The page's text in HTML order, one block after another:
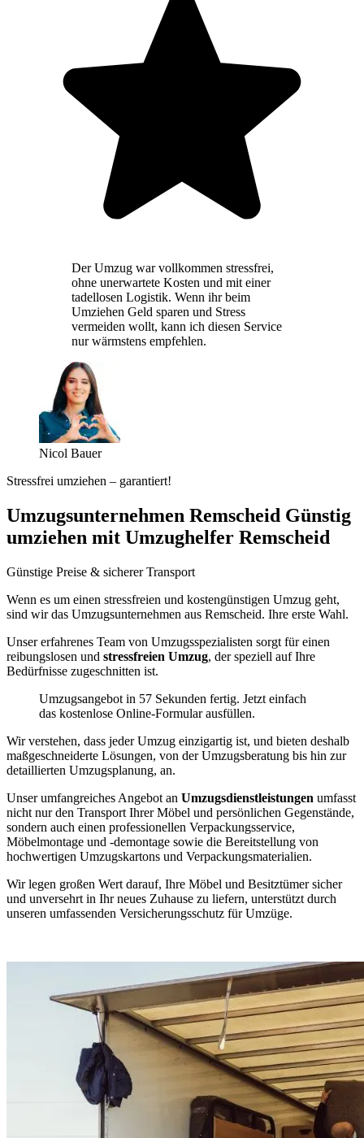
Der Umzug war vollkommen stressfrei,
ohne unerwartete Kosten und mit einer
tadellosen Logistik. Wenn ihr beim
Umziehen Geld sparen und Stress
vermeiden wollt, kann ich diesen Service
nur wärmstens empfehlen.
Nicol Bauer
Stressfrei umziehen – garantiert!
Umzugsunternehmen Remscheid Günstig
umziehen mit Umzughelfer Remscheid
Günstige Preise & sicherer Transport
Wenn es um einen stressfreien und kostengünstigen Umzug geht,
sind wir das Umzugsunternehmen aus Remscheid. Ihre erste Wahl.
Unser erfahrenes Team von Umzugsspezialisten sorgt für einen
reibungslosen und stressfreien Umzug, der speziell auf Ihre
Bedürfnisse zugeschnitten ist.
Umzugsangebot in 57 Sekunden fertig. Jetzt einfach
das kostenlose Online-Formular ausfüllen.
Wir verstehen, dass jeder Umzug einzigartig ist, und bieten deshalb
maßgeschneiderte Lösungen, von der Umzugsberatung bis hin zur
detaillierten Umzugsplanung, an.
Unser umfangreiches Angebot an Umzugsdienstleistungen umfasst
nicht nur den Transport Ihrer Möbel und persönlichen Gegenstände,
sondern auch einen professionellen Verpackungsservice,
Möbelmontage und -demontage sowie die Bereitstellung von
hochwertigen Umzugskartons und Verpackungsmaterialien.
Wir legen großen Wert darauf, Ihre Möbel und Besitztümer sicher
und unversehrt in Ihr neues Zuhause zu liefern, unterstützt durch
unseren umfassenden Versicherungsschutz für Umzüge.